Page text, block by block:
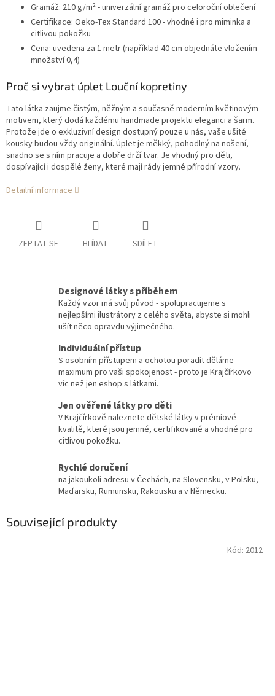
Gramáž: 210 g/m² - univerzální gramáž pro celoroční oblečení
Certifikace: Oeko-Tex Standard 100 - vhodné i pro miminka a
citlivou pokožku
Cena: uvedena za 1 metr (například 40 cm objednáte vložením
množství 0,4)
Proč si vybrat úplet Louční kopretiny
Tato látka zaujme čistým, něžným a současně moderním květinovým
motivem, který dodá každému handmade projektu eleganci a šarm.
Protože jde o exkluzivní design dostupný pouze u nás, vaše ušité
kousky budou vždy originální. Úplet je měkký, pohodlný na nošení,
snadno se s ním pracuje a dobře drží tvar. Je vhodný pro děti,
dospívající i dospělé ženy, které mají rády jemné přírodní vzory.
Detailní informace
ZEPTAT SE HLÍDAT SDÍLET
Designové látky s příběhem
Každý vzor má svůj původ - spolupracujeme s
nejlepšími ilustrátory z celého světa, abyste si mohli
ušít něco opravdu výjimečného.
Individuální přístup
S osobním přístupem a ochotou poradit děláme
maximum pro vaši spokojenost - proto je Krajčírkovo
víc než jen eshop s látkami.
Jen ověřené látky pro děti
V Krajčírkově naleznete dětské látky v prémiové
kvalitě, které jsou jemné, certifikované a vhodné pro
citlivou pokožku.
Rychlé doručení
na jakoukoli adresu v Čechách, na Slovensku, v Polsku,
Maďarsku, Rumunsku, Rakousku a v Německu.
Související produkty
Kód: 2012